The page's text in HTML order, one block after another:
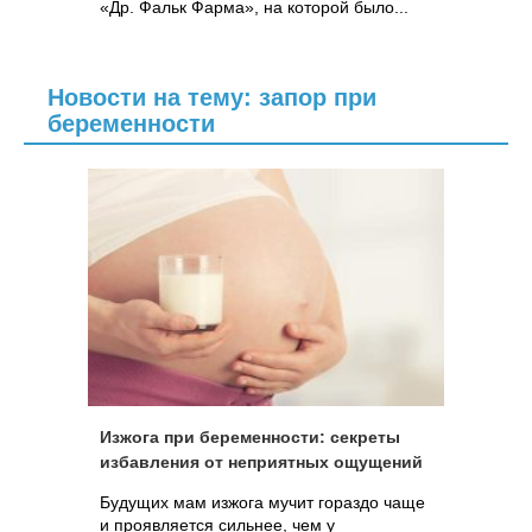
«Др. Фальк Фарма», на которой было...
Новости на тему: запор при
беременности
Изжога при беременности: секреты
избавления от неприятных ощущений
Будущих мам изжога мучит гораздо чаще
и проявляется сильнее, чем у